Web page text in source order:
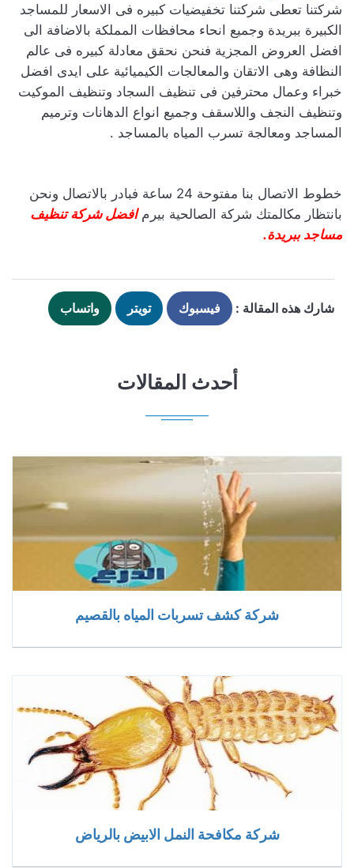
شركتنا تعطى شركتنا تخفيضيات كبيره فى الاسعار للمساجد
الكبيرة ببريدة وجميع انحاء محافظات المملكة بالاضافة الى
افضل العروض المجزية فنحن نحقق معادلة كبيره فى عالم
النظافة وهى الاتقان والمعالجات الكيميائية على ايدى افضل
خبراء وعمال محترفين فى تنظيف السجاد وتنظيف الموكيت
وتنظيف النجف واللاسقف وجميع انواع الدهانات وترميم
المساجد ومعالجة تسرب المياه بالمساجد .
خطوط الاتصال بنا مفتوحة 24 ساعة فبادر بالاتصال ونحن
بانتظار مكالمتك شركة الصالحية بيرمافضل شركة تنظيف
مساجد ببريدة.
شارك هذه المقالة : فيسبوك تويتر واتساب
أحدث المقالات
شركة كشف تسربات المياه بالقصيم
شركة مكافحة النمل الابيض بالرياض